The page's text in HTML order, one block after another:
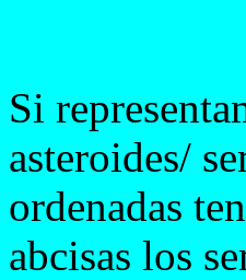
Si
asteroides/
ordenadas
abcisas los